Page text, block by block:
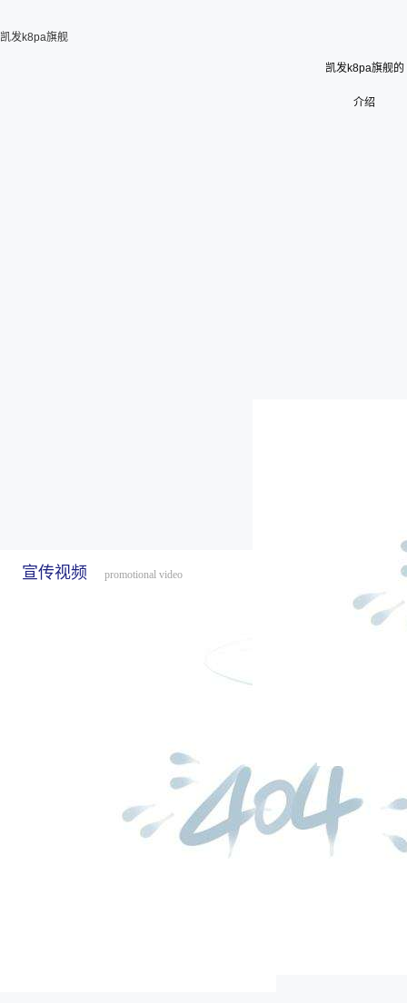
凯发k8pa旗舰
凯发k8pa旗舰的
介绍
宣传视频 promotional video